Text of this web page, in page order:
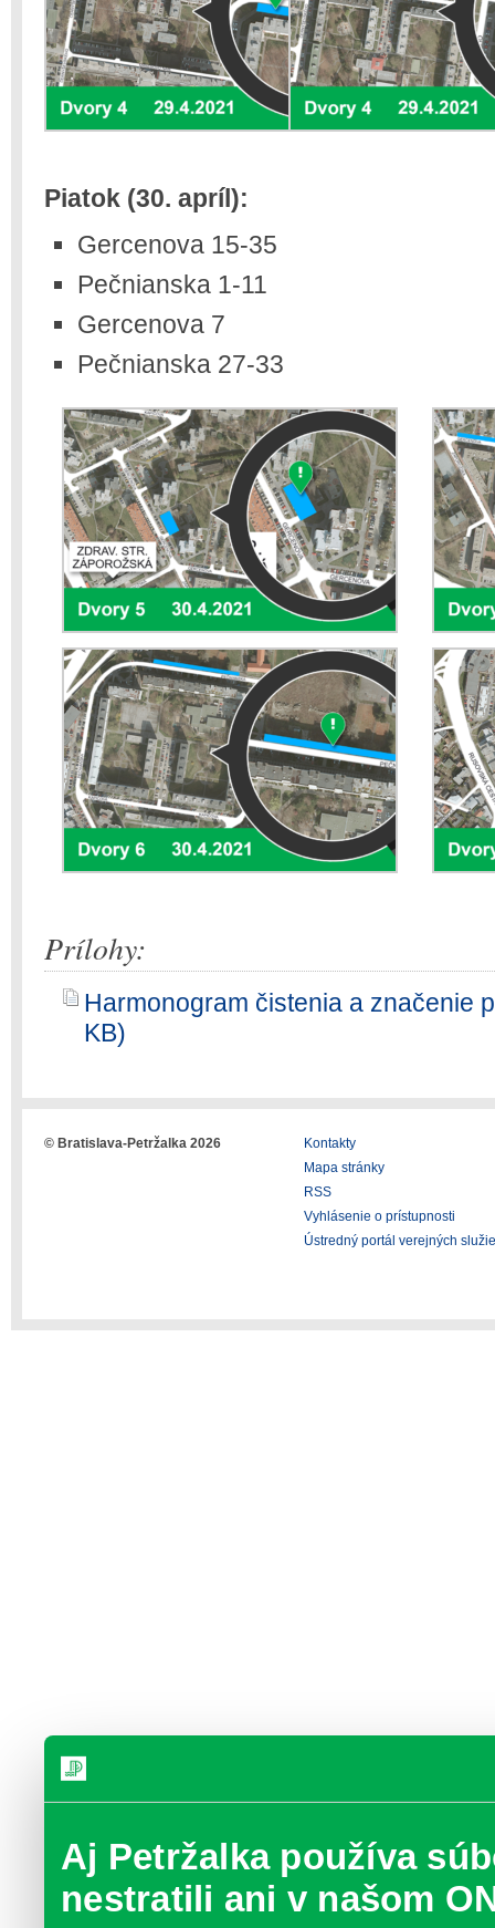
Aj Petržalka používa
nestratili ani v našom
Piatok (30. apríl):
Gercenova 15-35
Pečnianska 1-11
Gercenova 7
Pečnianska 27-33
Prílohy:
Harmonogram čistenia a značenie
KB)
© Bratislava-Petržalka 2026
Kontakty
Mapa stránky
RSS
Vyhlásenie o prístupnosti
Ústredný portál verejných